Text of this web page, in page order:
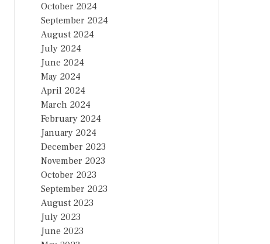
October 2024
September 2024
August 2024
July 2024
June 2024
May 2024
April 2024
March 2024
February 2024
January 2024
December 2023
November 2023
October 2023
September 2023
August 2023
July 2023
June 2023